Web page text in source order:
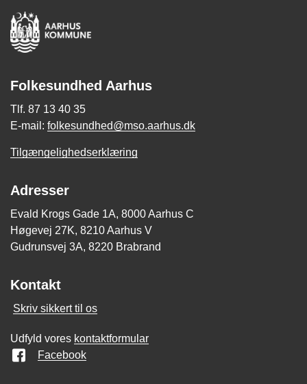
Folkesundhed Aarhus
Tlf. 87 13 40 35
E-mail: folkesundhed@mso.aarhus.dk
Tilgængelighedserklæring
Adresser
Evald Krogs Gade 1A, 8000 Aarhus C
Høgevej 27K, 8210 Aarhus V
Gudrunsvej 3A, 8220 Brabrand
Kontakt
Skriv sikkert til os
Udfyld vores kontaktformular
Facebook